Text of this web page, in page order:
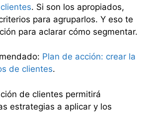
. Si son los apropiados,
para agruparlos. Y eso te
para aclarar cómo segmentar.
Plan de acción: crear la
de clientes.
de clientes permitirá
estrategias a aplicar y los